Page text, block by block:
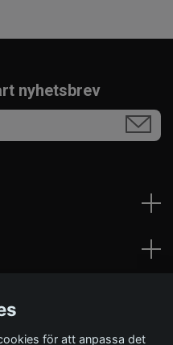
nyhetsbrev
för att anpassa det